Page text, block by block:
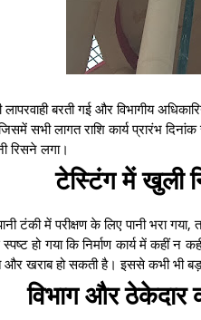
लापरवाही बरती गई और विभागीय
सभी लागत राशि कार्य प्रारंभ
रिसने लगा।
टेस्टिंग में खुली
टंकी में परीक्षण के लिए पानी भरा
गया कि निर्माण कार्य में कहीं न
और खराब हो सकती है। इससे कभी भी
विभाग और ठेकेदार